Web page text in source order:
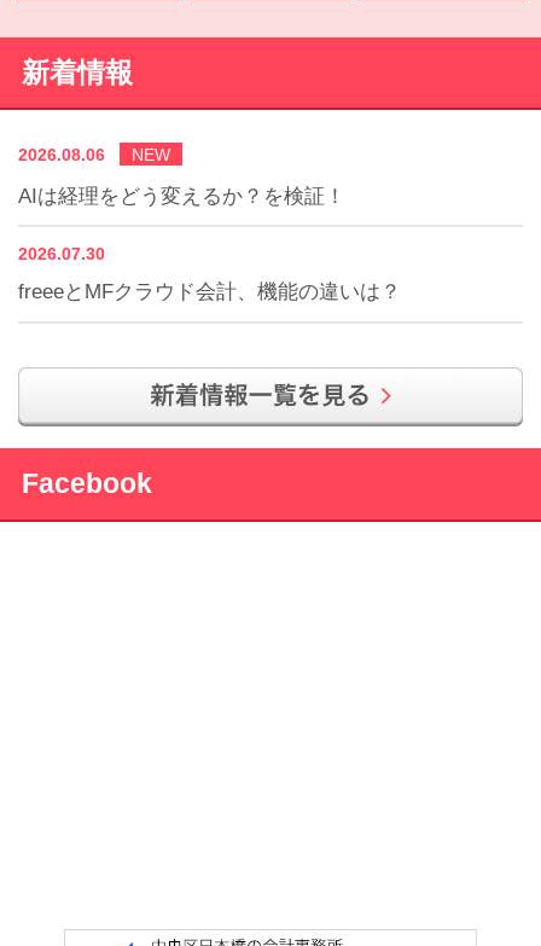
新着情報
2026.08.06 NEW
AIは経理をどう変えるか？を検証！
2026.07.30
freeeとMFクラウド会計、機能の違いは？
Facebook